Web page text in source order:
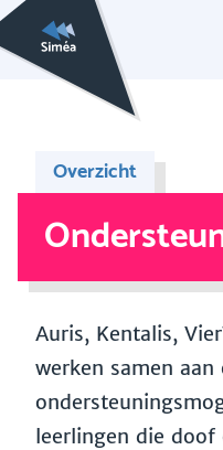
Overzicht
Auris, Kentalis,
werken samen
leerlingen die